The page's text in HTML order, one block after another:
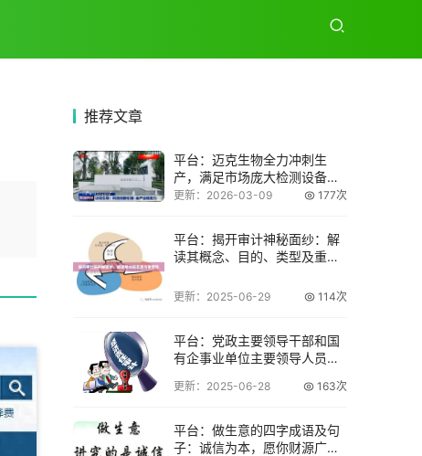
推荐文章
平台：迈克生物全力冲刺生
产，满足市场庞大检测设备需
求
更新：2026-03-09 177次
平台：揭开审计神秘面纱：解
读其概念、目的、类型及重要
更新：2025-06-29 114次
平台：党政主要领导干部和国
有企事业单位主要领导人员经
更新：2025-06-28 163次
平台：做生意的四字成语及句
子：诚信为本，愿你财源广